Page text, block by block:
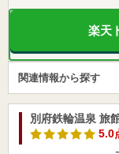
楽天
関連情報から探す
別府鉄輪温泉 旅
5.0